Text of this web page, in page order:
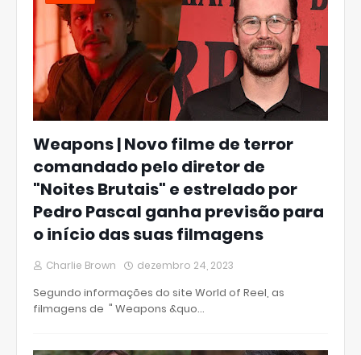
Weapons | Novo filme de terror
comandado pelo diretor de
"Noites Brutais" e estrelado por
Pedro Pascal ganha previsão para
o início das suas filmagens
Charlie Brown dezembro 24, 2023
Segundo informações do site World of Reel, as
filmagens de " Weapons &quo…